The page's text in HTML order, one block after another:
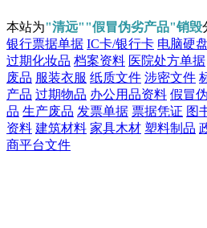
本站为"清远""假冒伪劣产品"销毁
银行票据单据 IC卡/银行卡 电脑硬盘
过期化妆品 档案资料 医院处方单据
废品 服装衣服 纸质文件 涉密文件
产品 过期物品 办公用品资料 假冒
品 生产废品 发票单据 票据凭证 图
资料 建筑材料 家具木材 塑料制品
商平台文件